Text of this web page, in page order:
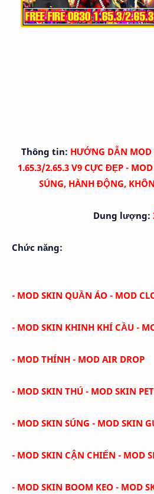
Thông tin: HƯỚNG DẪN MOD
1.65.3/2.65.3 V9 CỰC ĐẸP -
SÚNG, HÀNH ĐỘNG,
Dung lượng:
Chức năng:
- MOD SKIN QUẦN ÁO - MOD
- MOD SKIN KHINH KHÍ CẦU -
- MOD THÍNH - MOD AIR DROP
- MOD SKIN THÚ - MOD SKIN PET
- MOD SKIN SÚNG - MOD SKIN
- MOD SKIN CẬN CHIẾN - MOD
- MOD SKIN BOOM KEO - MOD